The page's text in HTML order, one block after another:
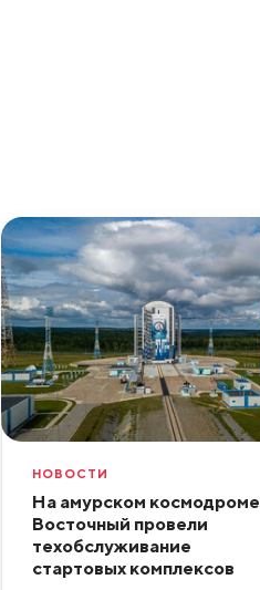
НОВОСТИ
На амурском космодроме
Восточный провели
техобслуживание
стартовых комплексов